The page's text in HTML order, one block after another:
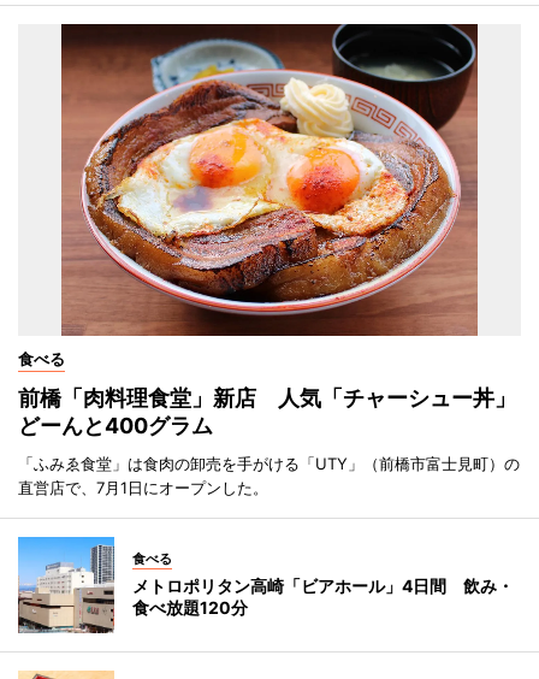
食べる
前橋「肉料理食堂」新店 人気「チャーシュー丼」
どーんと400グラム
「ふみゑ食堂」は食肉の卸売を手がける「UTY」（前橋市富士見町）の
直営店で、7月1日にオープンした。
食べる
メトロポリタン高崎「ビアホール」4日間 飲み・
食べ放題120分